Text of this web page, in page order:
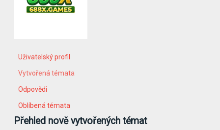
Uživatelský profil
Vytvořená témata
Odpovědi
Oblíbená témata
Přehled nově vytvořených témat